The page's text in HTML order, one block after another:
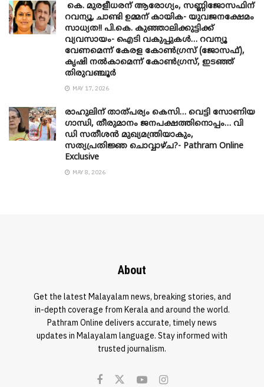
കെ. മുരളീധരന് ആരോഗ്യം, സണ്ണിജോസഫിന്
റവന്യൂ, ചാണ്ടി ഉമ്മന് കായിക- യുവജനക്ഷേമം
സാധ്യത!! പി.കെ. കുഞ്ഞാലിക്കുട്ടിക്ക്
വ്യവസായം- ഐടി വകുപ്പുകൾ… റവന്യൂ
വേണമെന്ന് കേരള കോൺഗ്രസ് (ജോസഫ്),
കൃഷി നൽകാമെന്ന് കോൺഗ്രസ്, ഇടഞ്ഞ്
തിരുവഞ്ചൂർ
MAY 17, 2026
രാഹുലിന് താത്പര്യം കെസി… വെട്ടി സോണിയ
​ഗാന്ധി, തീരുമാനം ജനപക്ഷത്തിനൊപ്പം… വി
ഡി സതീശൻ മുഖ്യമന്ത്രിയാകും,
സത്യപ്രതിജ്ഞ ചൊവ്വാഴ്ച?- Pathram Online
Exclusive
MAY 8, 2026
About
Get the latest Malayalam news, breaking stories, and
in-depth coverage from Kerala and around the world.
Pathram Online delivers accurate, timely news
updates in Malayalam language. Stay informed with
trusted journalism.